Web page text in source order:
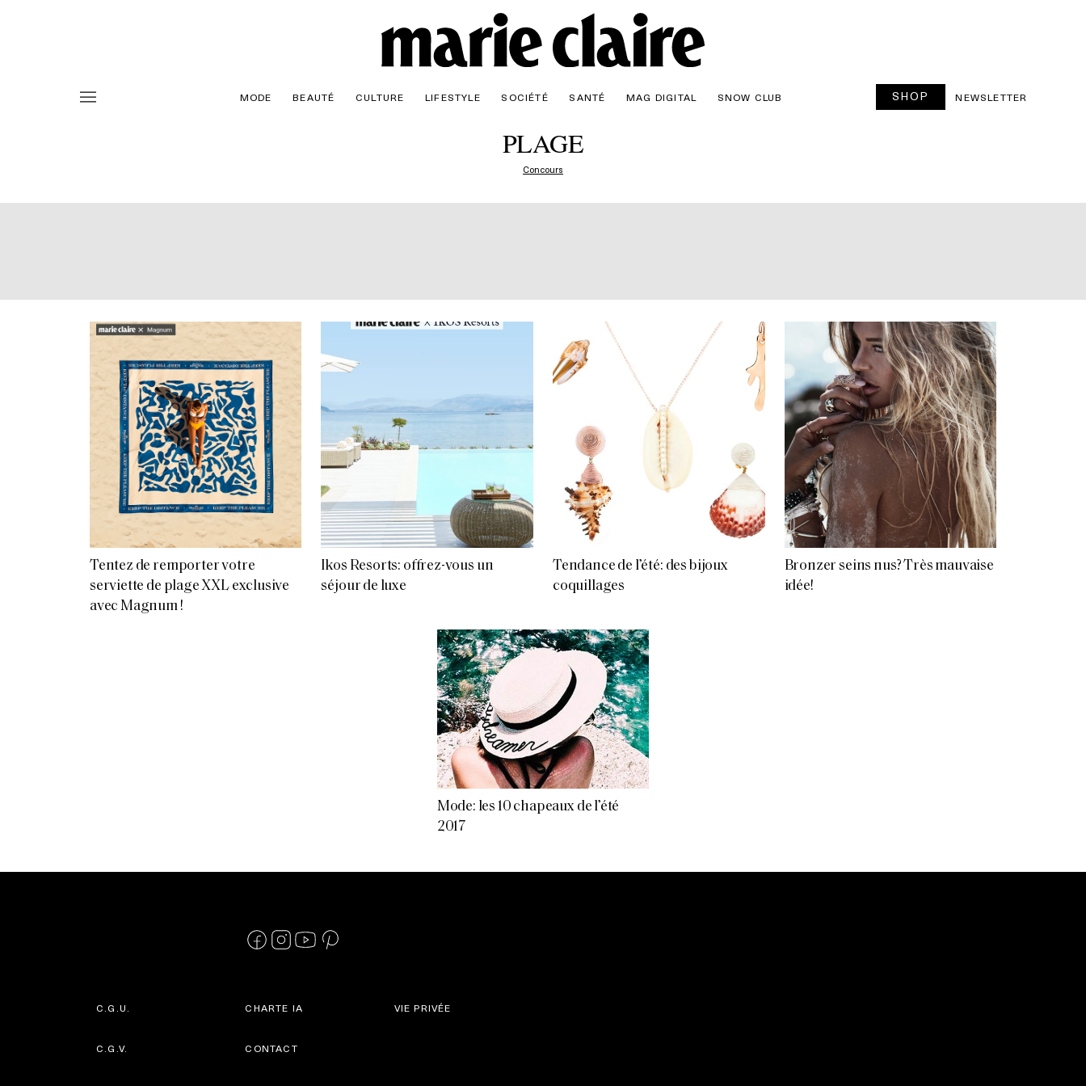
MODE BEAUTÉ CULTURE LIFESTYLE SOCIÉTÉ SANTÉ MAG DIGITAL SNOW CLUB SHOP NEWSLETTER
PLAGE
Concours
Tentez de remporter votre
serviette de plage XXL exclusive
avec Magnum !
Ikos Resorts: offrez-vous un
séjour de luxe
Tendance de l’été: des bijoux
coquillages
Bronzer seins nus? Très mauvaise
idée!
Mode: les 10 chapeaux de l’été
2017
C.G.U.
C.G.V.
CHARTE IA
CONTACT
VIE PRIVÉE